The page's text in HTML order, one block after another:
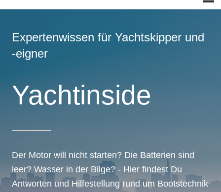
Expertenwissen für Yachtskipper und
-eigner
Yachtinside
Der Motor will nicht starten? Die Batterien sind
leer? Wasser in der Bilge? - Hier findest Du
Antworten und Hilfestellung rund um Bootstechnik